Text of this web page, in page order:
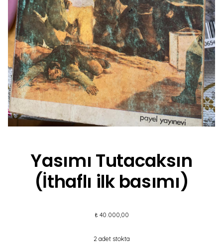
Yasımı Tutacaksın
(İthaflı ilk basımı)
₺40.000,00
2 adet stokta